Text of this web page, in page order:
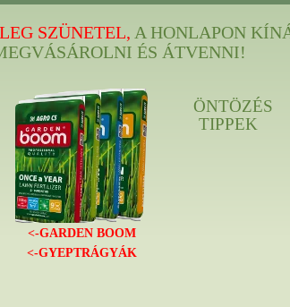
SZÜNETEL, A HONLAPON
ÉS ÁTVENNI!
<-GARDEN BOOM
<-GYEPTRÁGYÁK
ÖNTÖZÉS
TIPPEK